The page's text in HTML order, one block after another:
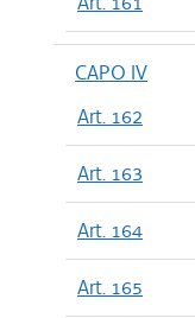
CAPO IV
Art. 162
Art. 163
Art. 164
Art. 165